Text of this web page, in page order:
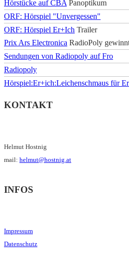
Hörstücke auf CBA Panoptikum
ORF: Hörspiel "Unvergessen"
ORF: Hörspiel Er+Ich Trailer
Prix Ars Electronica RadioPoly
Sendungen von Radiopoly auf Fro
Radiopoly
Hörspiel:Er+ich:Leichenschmaus für
KONTAKT
Helmut Hostnig
mail: helmut@hostnig.at
INFOS
Impressum
Datenschutz